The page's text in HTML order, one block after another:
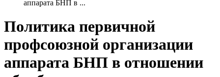
аппарата БНП в ...
Политика первичной
профсоюзной организации
аппарата БНП в отношении